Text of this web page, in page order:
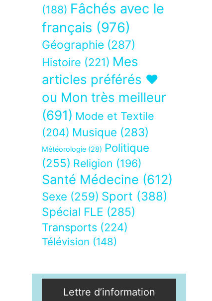
(188) Fâchés avec le
français (976)
Géographie (287)
Histoire (221) Mes
articles préférés ❤
ou Mon très meilleur
(691) Mode et Textile
(204) Musique (283)
Météorologie (28) Politique
(255) Religion (196)
Santé Médecine (612)
Sexe (259) Sport (388)
Spécial FLE (285)
Transports (224)
Télévision (148)
Lettre d’information